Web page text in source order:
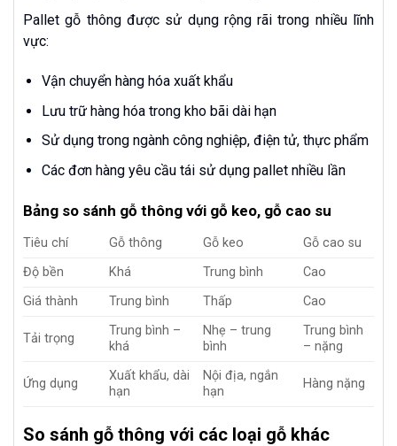
Pallet gỗ thông được sử dụng rộng rãi trong nhiều lĩnh
vực:
Vận chuyển hàng hóa xuất khẩu
Lưu trữ hàng hóa trong kho bãi dài hạn
Sử dụng trong ngành công nghiệp, điện tử, thực phẩm
Các đơn hàng yêu cầu tái sử dụng pallet nhiều lần
Bảng so sánh gỗ thông với gỗ keo, gỗ cao su
Tiêu chí Gỗ thông Gỗ keo
Gỗ cao su
Độ bền
Khá Trung bình
Cao
Giá thành
Trung bình Thấp Cao
Tải trọng
Trung bình –
khá
Nhẹ – trung
bình
Trung bình
– nặng
Ứng dụng
Xuất khẩu, dài
hạn
Nội địa, ngắn
hạn
Hàng nặng
So sánh gỗ thông với các loại gỗ khác